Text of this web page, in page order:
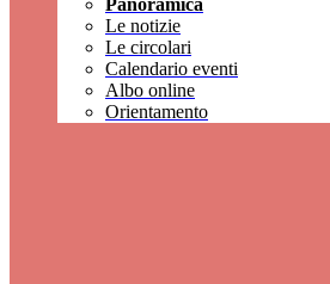
Panoramica
Le notizie
Le circolari
Calendario eventi
Albo online
Orientamento